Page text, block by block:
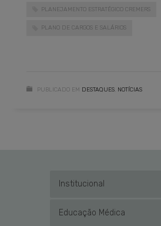
PLANEJAMENTO ESTRATÉGICO CREMERS
PLANO DE CARGOS E SALÁRIOS
PUBLICADO EM DESTAQUES NOTÍCIAS
Institucional
Educação Médica